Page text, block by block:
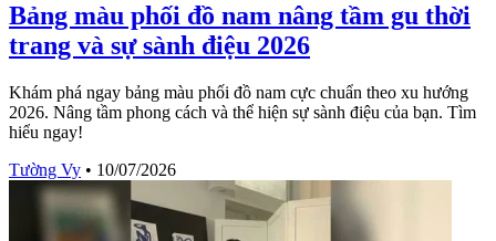
Bảng màu phối đồ nam nâng tầm gu thời
trang và sự sành điệu 2026
Khám phá ngay bảng màu phối đồ nam cực chuẩn theo xu hướng
2026. Nâng tầm phong cách và thể hiện sự sành điệu của bạn. Tìm
hiểu ngay!
Tường Vy • 10/07/2026